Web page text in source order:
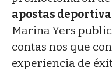
apostas
Marina Yers
contas nos que
experiencia de